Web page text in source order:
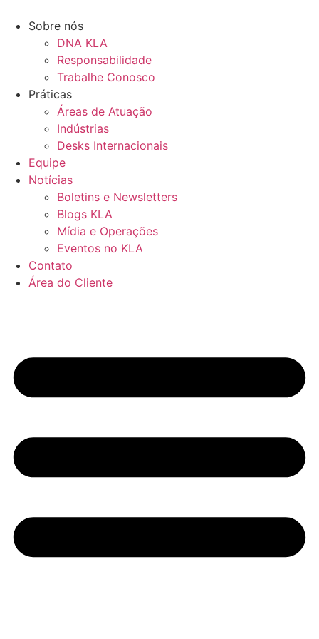
para
conteúdo
Sobre nós
DNA KLA
Responsabilidade
Trabalhe Conosco
Práticas
Áreas de Atuação
Indústrias
Desks Internacionais
Equipe
Notícias
Boletins e Newsletters
Blogs KLA
Mídia e Operações
Eventos no KLA
Contato
Área do Cliente